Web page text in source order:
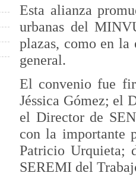
Esta alianza
urbanas del
plazas, como en la
general.
El convenio fue
Jéssica Gómez; el
el Director de
con la importante
Patricio Urquieta;
SEREMI del